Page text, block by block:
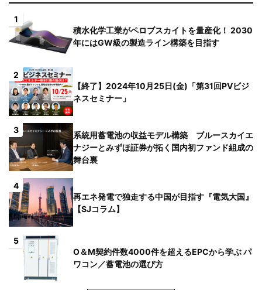
1
積水化学工業がペロブスカイトを量産化！ 2030
年にはGW級の製造ライン構築を目指す
2
【終了】2024年10月25日(金)「第31回PVビジ
ネスセミナー」
3
系統用蓄電池の収益モデル構築 ブルースカイエ
ナジーとみずほ証券が拓く国内初ファンド組成の
舞台裏
4
再エネ発電で独走する中国が目指す『電気大国』
【SJコラム】
5
O＆M契約件数4000件を超えるEPCから学ぶ パ
ワコン／蓄電池の選び方